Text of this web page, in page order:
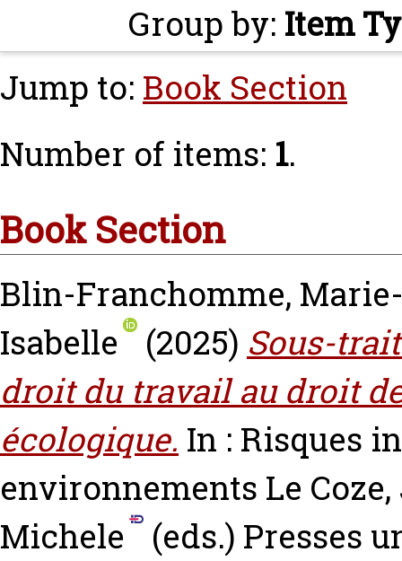
Group by: Item
Jump to: Book Section
Number of items: 1.
Book Section
Blin-Franchomme,
Isabelle
(2025) Sous-
droit du travail au droit
écologique. In : Risques
environnements Le
Michele
(eds.) Presses